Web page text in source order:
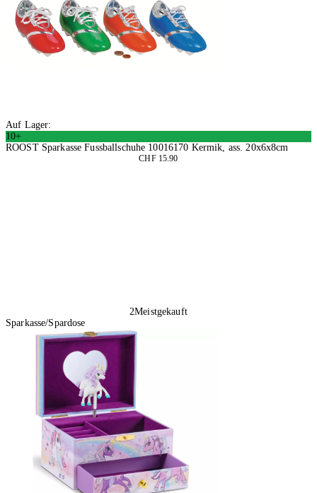
Auf Lager:
10+
ROOST Sparkasse Fussballschuhe 10016170 Kermik, ass. 20x6x8cm
CHF 15.90
2Meistgekauft
Sparkasse/Spardose